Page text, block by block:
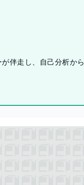
伴走し、自己分析から